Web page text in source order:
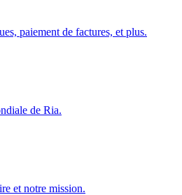
paiement de factures, et plus.
de Ria.
et notre mission.